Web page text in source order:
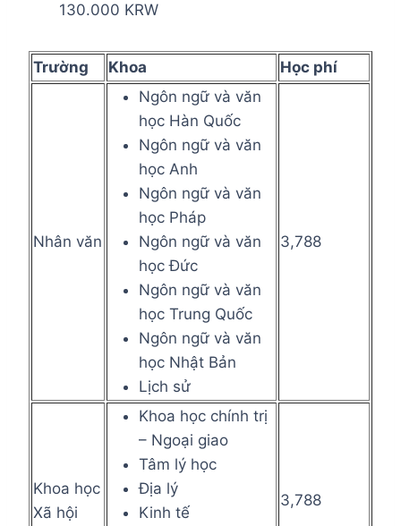
130.000 KRW
Trường Khoa Học phí
Nhân văn
Ngôn ngữ và văn
học Hàn Quốc
Ngôn ngữ và văn
học Anh
Ngôn ngữ và văn
học Pháp
Ngôn ngữ và văn
học Đức
Ngôn ngữ và văn
học Trung Quốc
Ngôn ngữ và văn
học Nhật Bản
Lịch sử
3,788
Khoa học
Xã hội
Khoa học chính trị
– Ngoại giao
Tâm lý học
Địa lý
Kinh tế
3,788